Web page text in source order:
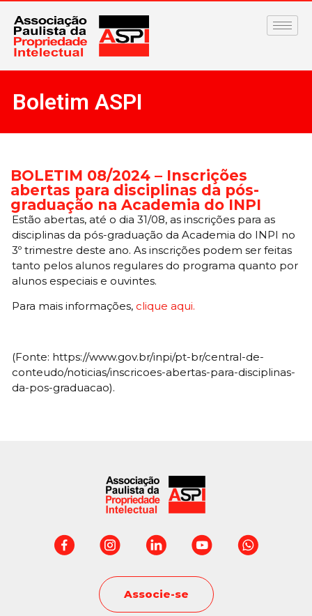
Boletim ASPI
BOLETIM 08/2024 – Inscrições
abertas para disciplinas da pós-
graduação na Academia do INPI
Estão abertas, até o dia 31/08, as inscrições para as
disciplinas da pós-graduação da Academia do INPI no
3º trimestre deste ano. As inscrições podem ser feitas
tanto pelos alunos regulares do programa quanto por
alunos especiais e ouvintes.
Para mais informações, clique aqui.
(Fonte: https://www.gov.br/inpi/pt-br/central-de-
conteudo/noticias/inscricoes-abertas-para-disciplinas-
da-pos-graduacao).
Associe-se